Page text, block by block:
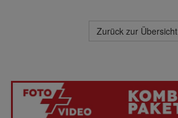
Zurück zur Übersicht